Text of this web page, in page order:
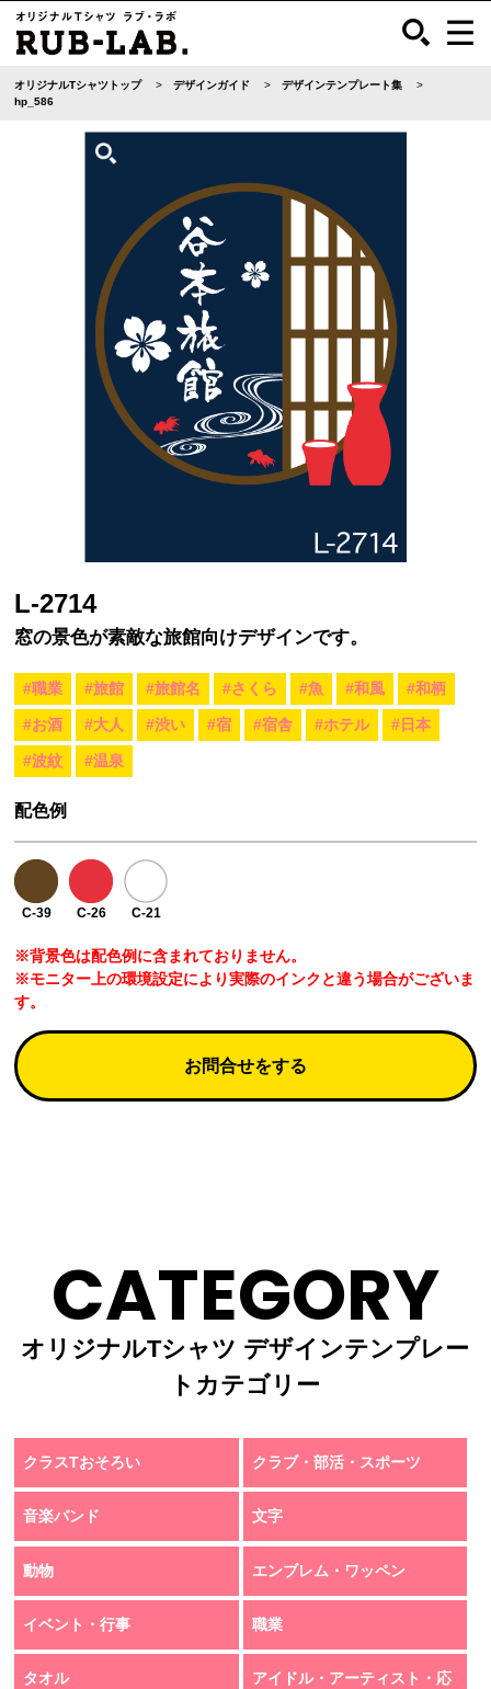
オリジナルTシャツトップ デザインガイド
デザインテンプレート集
hp_586
L-2714
窓の景色が素敵な旅館向けデザインです。
#職業 #旅館 #旅館名 #さくら #魚 #和風 #和柄
#お酒 #大人 #渋い #宿 #宿舎 #ホテル #日本
#波紋 #温泉
配色例
C-39 C-26 C-21
※背景色は配色例に含まれておりません。
※モニター上の環境設定により実際のインクと違う場合がございま
す。
お問合せをする
CATEGORY
オリジナルTシャツ デザインテンプレー
トカテゴリー
クラスTおそろい クラブ・部活・スポーツ
音楽バンド 文字
動物 エンブレム・ワッペン
イベント・行事 職業
タオル
アイドル・アーティスト・応